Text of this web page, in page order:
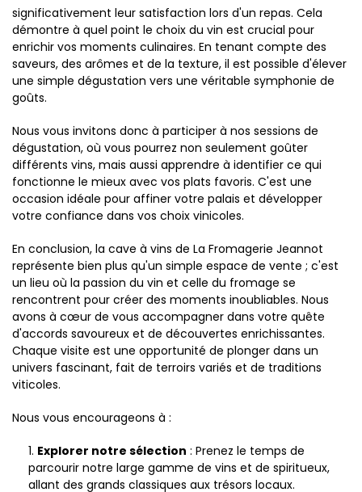
significativement leur satisfaction lors d'un repas. Cela
démontre à quel point le choix du vin est crucial pour
enrichir vos moments culinaires. En tenant compte des
saveurs, des arômes et de la texture, il est possible d'élever
une simple dégustation vers une véritable symphonie de
goûts.
Nous vous invitons donc à participer à nos sessions de
dégustation, où vous pourrez non seulement goûter
différents vins, mais aussi apprendre à identifier ce qui
fonctionne le mieux avec vos plats favoris. C'est une
occasion idéale pour affiner votre palais et développer
votre confiance dans vos choix vinicoles.
En conclusion, la cave à vins de La Fromagerie Jeannot
représente bien plus qu'un simple espace de vente ; c'est
un lieu où la passion du vin et celle du fromage se
rencontrent pour créer des moments inoubliables. Nous
avons à cœur de vous accompagner dans votre quête
d'accords savoureux et de découvertes enrichissantes.
Chaque visite est une opportunité de plonger dans un
univers fascinant, fait de terroirs variés et de traditions
viticoles.
Nous vous encourageons à :
Explorer notre sélection : Prenez le temps de
parcourir notre large gamme de vins et de spiritueux,
allant des grands classiques aux trésors locaux.